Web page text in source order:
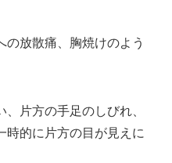
の放散痛、胸焼けのよう
片方の手足のしびれ、
時的に片方の目が見えに